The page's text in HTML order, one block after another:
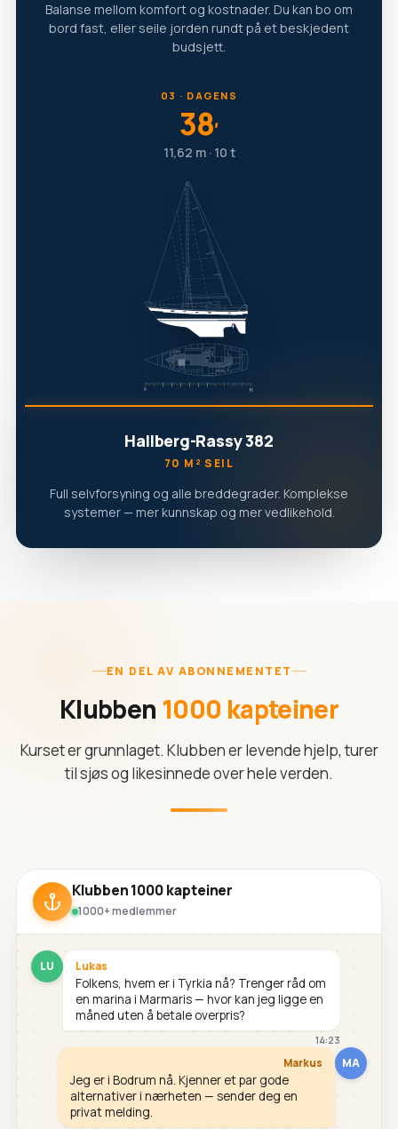
Balanse mellom komfort og kostnader. Du kan bo om
bord fast, eller seile jorden rundt på et beskjedent
budsjett.
03 · DAGENS
38′
11,62 m · 10 t
Hallberg-Rassy 382
70 M² SEIL
Full selvforsyning og alle breddegrader. Komplekse
systemer — mer kunnskap og mer vedlikehold.
EN DEL AV ABONNEMENTET
Klubben 1000 kapteiner
Kurset er grunnlaget. Klubben er levende hjelp, turer
til sjøs og likesinnede over hele verden.
Klubben 1000 kapteiner
1000+ medlemmer
LU Lukas
Folkens, hvem er i Tyrkia nå? Trenger råd om
en marina i Marmaris — hvor kan jeg ligge en
måned uten å betale overpris?
14:23
MA
Markus
Jeg er i Bodrum nå. Kjenner et par gode
alternativer i nærheten — sender deg en
privat melding.